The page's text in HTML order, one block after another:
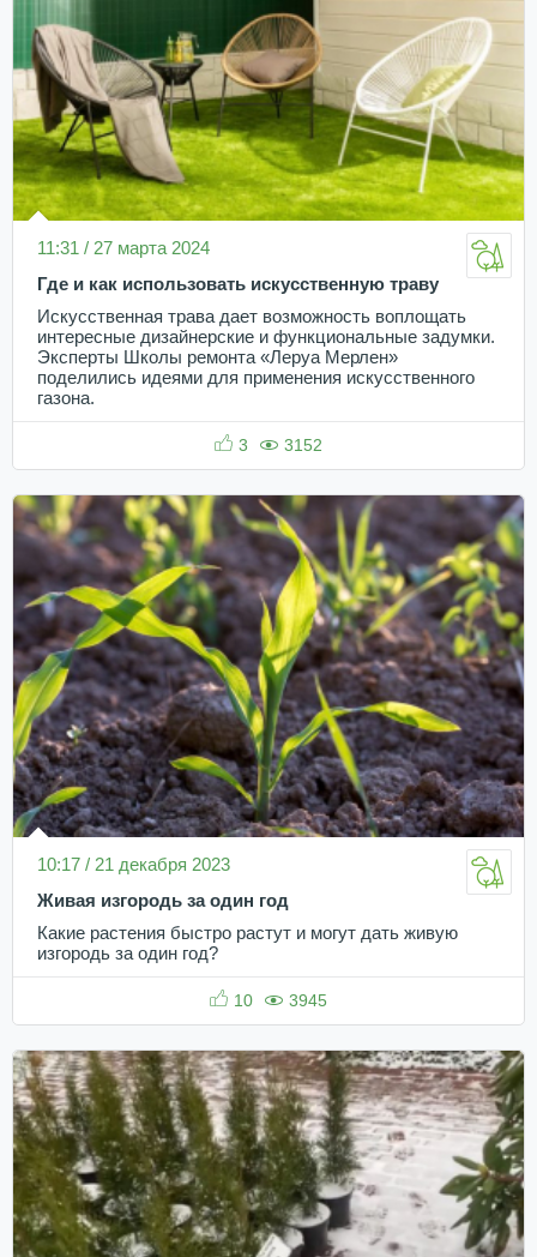
11:31 / 27 марта 2024
Где и как использовать искусственную траву
Искусственная трава дает возможность воплощать
интересные дизайнерские и функциональные задумки.
Эксперты Школы ремонта «Леруа Мерлен»
поделились идеями для применения искусственного
газона.
3 3152
10:17 / 21 декабря 2023
Живая изгородь за один год
Какие растения быстро растут и могут дать живую
изгородь за один год?
10 3945